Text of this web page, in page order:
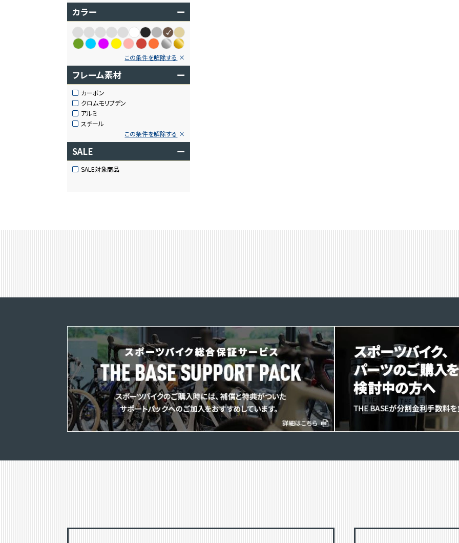
カラー ー
この条件を解除する
フレーム素材 ー
カーボン
クロムモリブデン
アルミ
スチール
この条件を解除する
SALE ー
SALE対象商品